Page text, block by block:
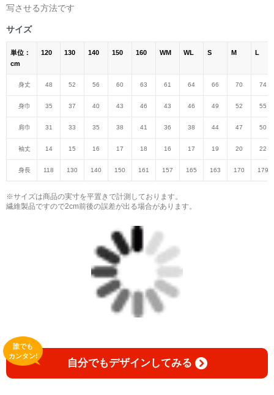
写させる方法です
サイズ
単位：
cm
120 130 140 150 160 WM WL S M L
身丈 48 52 56 60 63 61 64 66 70 74
身巾 35 37 40 43 46 43 46 49 52 55
肩巾 31 33 35 38 41 36 38 44 47 50
袖丈 14 15 16 17 18 16 17 19 20 22
身長 118 130 140 150 161 157 165 163 170 179
※サイズは商品の実寸を平置きで計測しております。
繊維製品ですので2cm前後の誤差が出る場合があります。
自分でもデザインしてみる
誰でも
カンタン!